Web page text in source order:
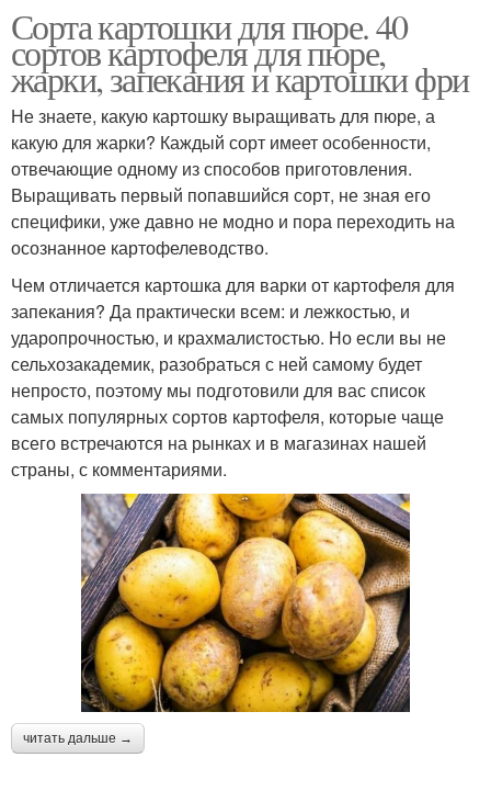
Сорта картошки для пюре. 40
сортов картофеля для пюре,
жарки, запекания и картошки фри
Не знаете, какую картошку выращивать для пюре, а
какую для жарки? Каждый сорт имеет особенности,
отвечающие одному из способов приготовления.
Выращивать первый попавшийся сорт, не зная его
специфики, уже давно не модно и пора переходить на
осознанное картофелеводство.
Чем отличается картошка для варки от картофеля для
запекания? Да практически всем: и лежкостью, и
ударопрочностью, и крахмалистостью. Но если вы не
сельхозакадемик, разобраться с ней самому будет
непросто, поэтому мы подготовили для вас список
самых популярных сортов картофеля, которые чаще
всего встречаются на рынках и в магазинах нашей
страны, с комментариями.
читать дальше →